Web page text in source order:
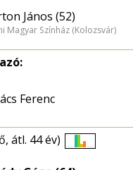
János (52)
Magyar Színház (Kolozsvár)
Ferenc
átl. 44 év)